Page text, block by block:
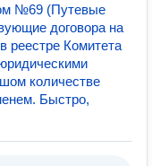
№69 (Путевые
договора на
реестре Комитета
количестве
Быстро,